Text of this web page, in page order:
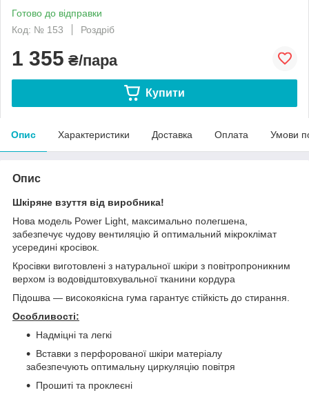
Готово до відправки
Код: № 153
Роздріб
1 355 ₴/пара
Купити
Опис Характеристики Доставка Оплата Умови
Опис
Шкіряне взуття від виробника!
Нова модель Power Light, максимально полегшена,
забезпечує чудову вентиляцію й оптимальний мікроклімат
усередині кросівок.
Кросівки виготовлені з натуральної шкіри з повітропроникним
верхом із водовідштовхувальної тканини кордура
Підошва — високоякісна гума гарантує стійкість до стирання.
Особливості:
Надміцні та легкі
Вставки з перфорованої шкіри матеріалу
забезпечують оптимальну циркуляцію повітря
Прошиті та проклеєні